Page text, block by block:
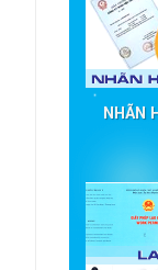
NHÃN